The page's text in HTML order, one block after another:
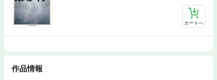
カートへ
作品情報